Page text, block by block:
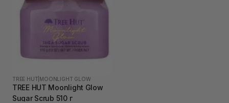
TREE HUT MOONLIGHT GLOW
TREE HUT Moonlight Glow
Sugar Scrub 510 г